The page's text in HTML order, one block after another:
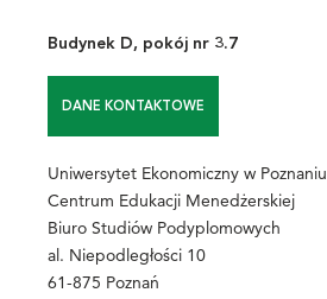
Budynek D, pokój nr 3.7
DANE KONTAKTOWE
Uniwersytet Ekonomiczny w Poznaniu
Centrum Edukacji Menedżerskiej
Biuro Studiów Podyplomowych
al. Niepodległości 10
61-875 Poznań